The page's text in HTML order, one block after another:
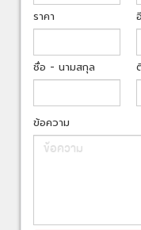
ราคา
ชื่อ - นามสกุล
ข้อความ